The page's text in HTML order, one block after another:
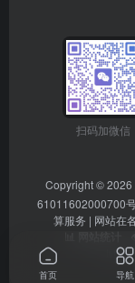
扫码加微信
Copyright © 2026
61011602000700
算服务 | 网站在
📊总浏
首页 导航